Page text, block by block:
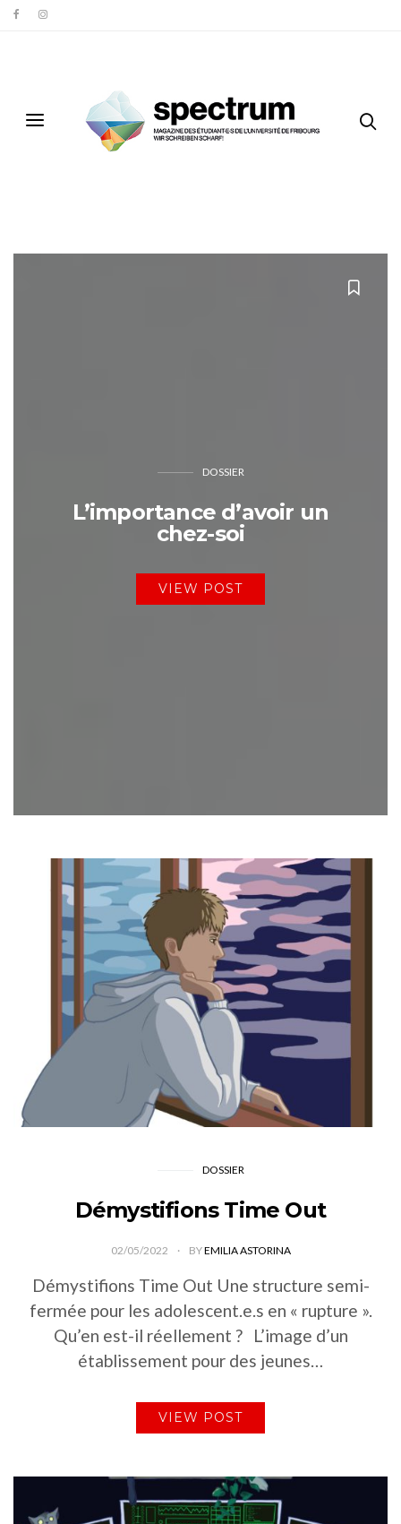
DOSSIER
L’importance d’avoir un
chez-soi
VIEW POST
DOSSIER
Démystifions Time Out
02/05/2022 BYEMILIA ASTORINA
Démystifions Time Out Une structure semi-
fermée pour les adolescent.e.s en « rupture ».
Qu’en est-il réellement ? L’image d’un
établissement pour des jeunes…
VIEW POST